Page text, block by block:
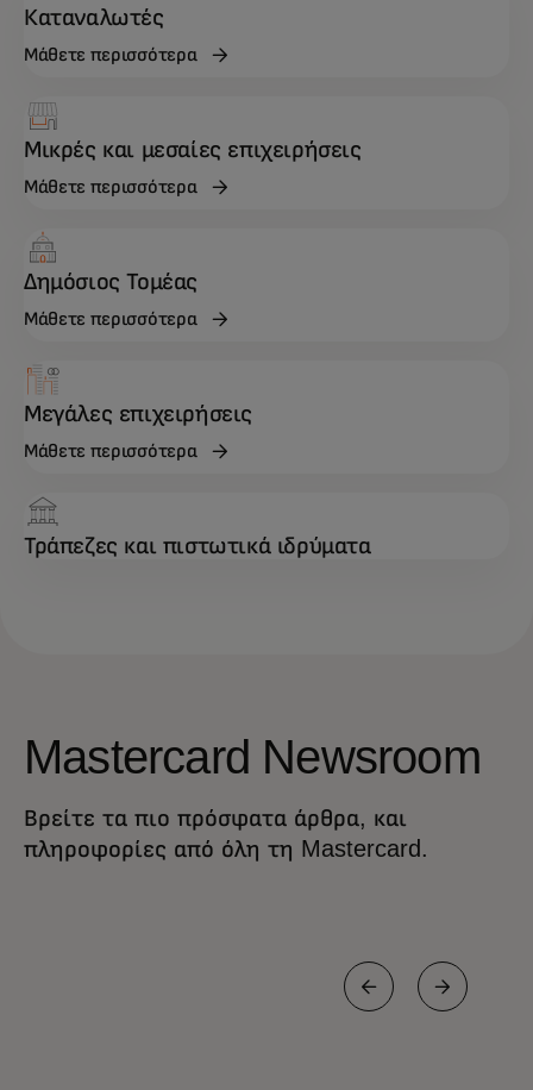
Καταναλωτές
Μάθετε περισσότερα
Μικρές και μεσαίες επιχειρήσεις
Μάθετε περισσότερα
Δημόσιος Τομέας
Μάθετε περισσότερα
Μεγάλες επιχειρήσεις
Μάθετε περισσότερα
Τράπεζες και πιστωτικά ιδρύματα
Mastercard Newsroom
Βρείτε τα πιο πρόσφατα άρθρα, και
πληροφορίες από όλη τη Mastercard.